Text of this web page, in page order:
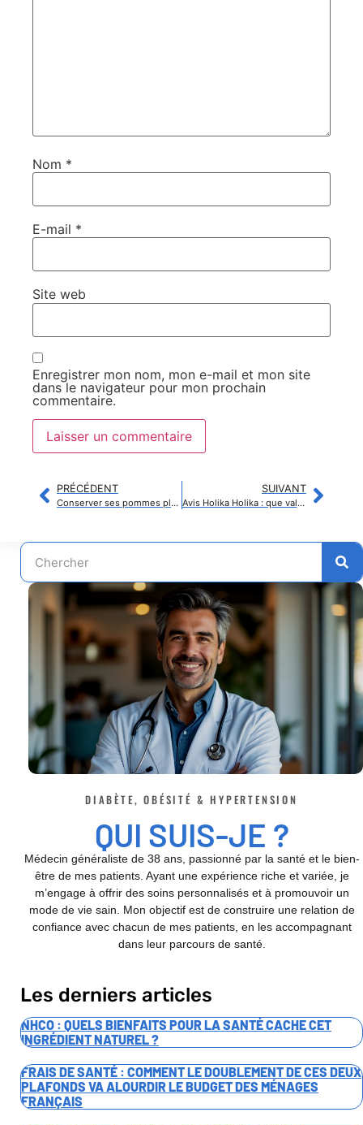
Nom *
E-mail *
Site web
Enregistrer mon nom, mon e-mail et mon site
dans le navigateur pour mon prochain
commentaire.
PRÉCÉDENT
Conserver ses pommes plus longtemps : astuces et méthodes naturelles
SUIVANT
Avis Holika Holika : que valent vraiment les soins de cette marque coréenne ?
DIABÈTE, OBÉSITÉ & HYPERTENSION
QUI SUIS-JE ?
Médecin généraliste de 38 ans, passionné par la santé et le bien-
être de mes patients. Ayant une expérience riche et variée, je
m’engage à offrir des soins personnalisés et à promouvoir un
mode de vie sain. Mon objectif est de construire une relation de
confiance avec chacun de mes patients, en les accompagnant
dans leur parcours de santé.
Les derniers articles
NHCO : QUELS BIENFAITS POUR LA SANTÉ CACHE CET
INGRÉDIENT NATUREL ?
FRAIS DE SANTÉ : COMMENT LE DOUBLEMENT DE CES DEUX
PLAFONDS VA ALOURDIR LE BUDGET DES MÉNAGES
FRANÇAIS